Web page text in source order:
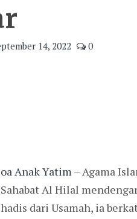
14, 2022 0
oa Anak Yatim – Agama
Sahabat Al Hilal
hadis dari Usamah, ia